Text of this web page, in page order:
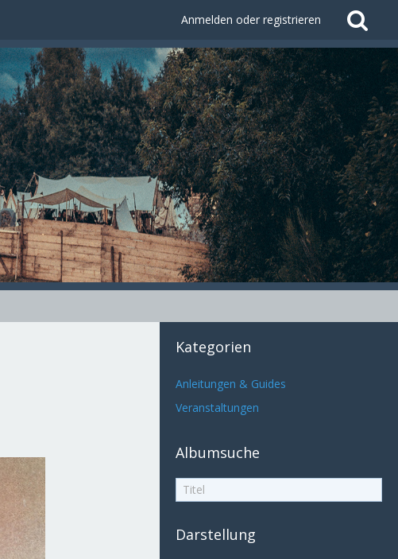
Anmelden oder registrieren
Kategorien
Anleitungen & Guides
Veranstaltungen
Albumsuche
Darstellung